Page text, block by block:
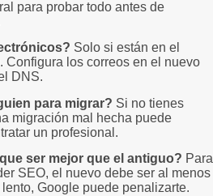
para probar todo antes de
Solo si están en el
Configura los correos en el nuevo
DNS.
para migrar? Si no tienes
migración mal hecha puede
un profesional.
ser mejor que el antiguo? Para
SEO, el nuevo debe ser al menos
Google puede penalizarte.